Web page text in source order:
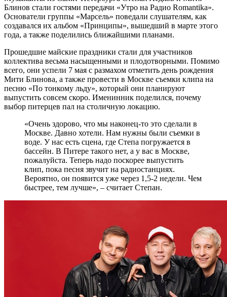
Блинов стали гостями передачи «Утро на Радио Romantika».
Основатели группы «Марсель» поведали слушателям, как
создавался их альбом «Принципы», вышедший в марте этого
года, а также поделились ближайшими планами.
Прошедшие майские праздники стали для участников
коллектива весьма насыщенными и плодотворными. Помимо
всего, они успели 7 мая с размахом отметить день рождения
Мити Блинова, а также провести в Москве съемки клипа на
песню «По тонкому льду», который они планируют
выпустить совсем скоро. Именинник поделился, почему
выбор питерцев пал на столичную локацию.
«Очень здорово, что мы наконец-то это сделали в
Москве. Давно хотели. Нам нужны были съемки в
воде. У нас есть сцена, где Степа погружается в
бассейн. В Питере такого нет, а у вас в Москве,
пожалуйста. Теперь надо поскорее выпустить
клип, пока песня звучит на радиостанциях.
Вероятно, он появится уже через 1,5-2 недели. Чем
быстрее, тем лучше», – считает Степан.